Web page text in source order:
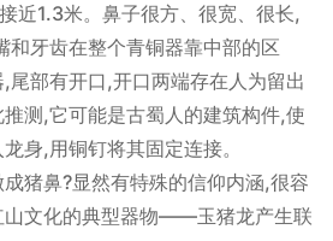
近1.3米。鼻子很方、很宽、很长,
和牙齿在整个青铜器靠中部的区
尾部有开口,开口两端存在人为留出
测,它可能是古蜀人的建筑构件,使
身,用铜钉将其固定连接。
鼻?显然有特殊的信仰内涵,很容
山文化的典型器物——玉猪龙产生联